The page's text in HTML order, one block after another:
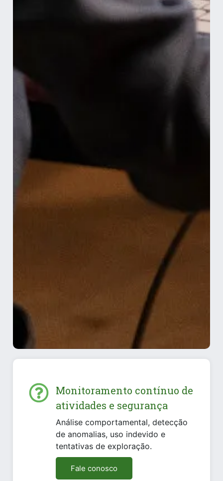
Monitoramento contínuo de
atividades e segurança
Análise comportamental, detecção
de anomalias, uso indevido e
tentativas de exploração.
Fale conosco